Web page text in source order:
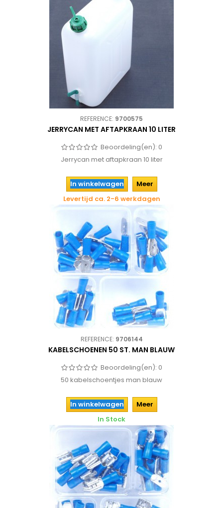
REFERENCE: 9700575
JERRYCAN MET AFTAPKRAAN 10 LITER
Beoordeling(en): 0
Jerrycan met aftapkraan 10 liter
In winkelwagen
Meer
Levertijd ca. 2-6 werkdagen
REFERENCE: 9706144
KABELSCHOENEN 50 ST. MAN BLAUW
Beoordeling(en): 0
50 kabelschoentjes man blauw
In winkelwagen
Meer
In Stock